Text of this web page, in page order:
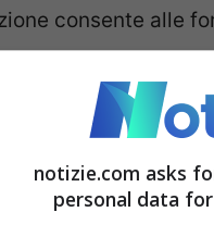
consente alle
e delle entità che
le forze per
su internet. La
notizie.com asks
personal data